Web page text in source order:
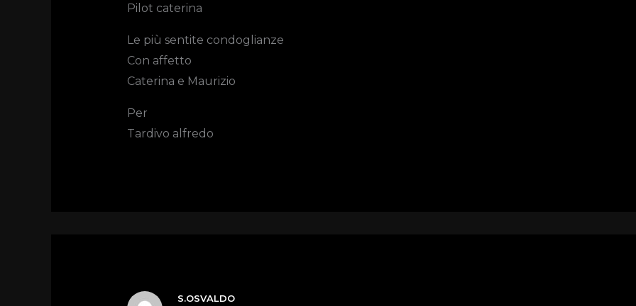
Pilot caterina
Le più sentite condoglianze
Con affetto
Caterina e Maurizio
Per
Tardivo alfredo
S.OSVALDO